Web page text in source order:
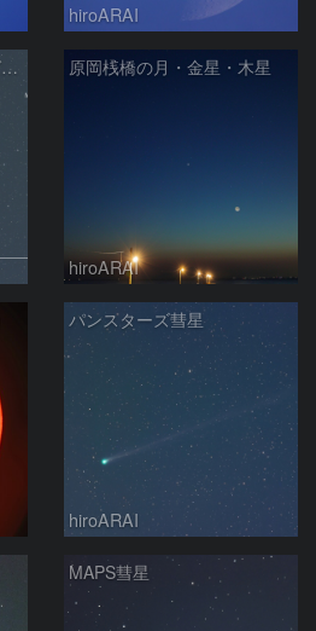
hiroARAI
3C273のファインディングチャート 原岡桟橋の月・金星・木星
hiroARAI
パンスターズ彗星
hiroARAI
MAPS彗星